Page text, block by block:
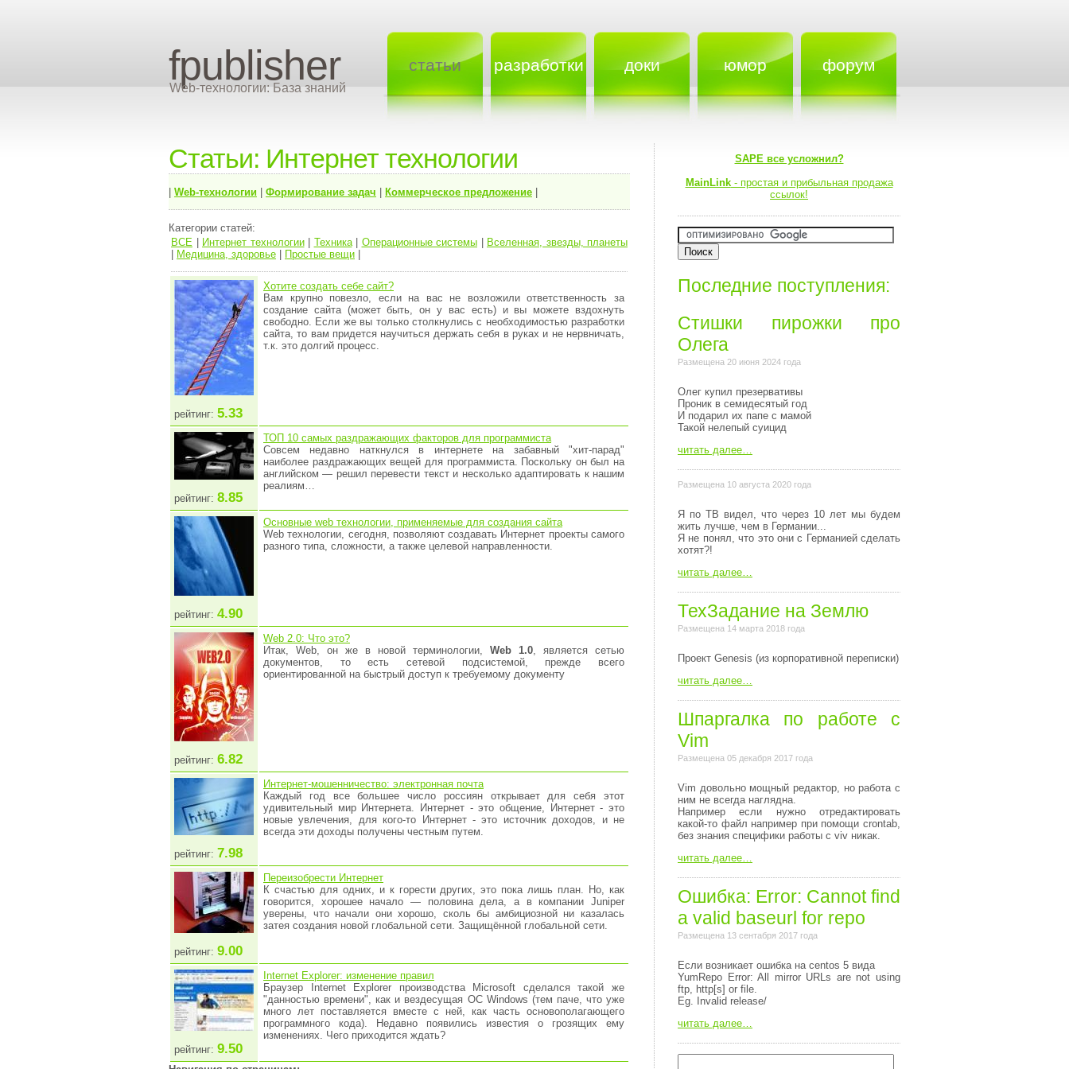
fpublisher
Web-технологии: База знаний
статьи разработки доки юмор форум
Статьи: Интернет технологии
Web-технологии Формирование задач Коммерческое предложение
Категории статей:
ВСЕ
Интернет технологии| Техника| Операционные системы
Вселенная, звезды, планеты
Медицина, здоровье Простые вещи
рейтинг: 5.33
Хотите создать себе сайт?
Вам крупно повезло, если на вас не возложили ответственность за
создание сайта (может быть, он у вас есть) и вы можете вздохнуть
свободно. Если же вы только столкнулись с необходимостью разработки
сайта, то вам придется научиться держать себя в руках и не нервничать,
т.к. это долгий процесс.
рейтинг: 8.85
ТОП 10 самых раздражающих факторов для программиста
Совсем недавно наткнулся в интернете на забавный "хит-парад"
наиболее раздражающих вещей для программиста. Поскольку он был на
английском — решил перевести текст и несколько адаптировать к нашим
реалиям…
рейтинг: 4.90
Основные web технологии, применяемые для создания сайта
Web технологии, сегодня, позволяют создавать Интернет проекты самого
разного типа, сложности, а также целевой направленности.
рейтинг: 6.82
Web 2.0: Что это?
Итак, Web, он же в новой терминологии, Web 1.0, является сетью
документов, то есть сетевой подсистемой, прежде всего
ориентированной на быстрый доступ к требуемому документу
рейтинг: 7.98
Интернет-мошенничество: электронная почта
Каждый год все большее число россиян открывает для себя этот
удивительный мир Интернета. Интернет - это общение, Интернет - это
новые увлечения, для кого-то Интернет - это источник доходов, и не
всегда эти доходы получены честным путем.
рейтинг: 9.00
Переизобрести Интернет
К счастью для одних, и к горести других, это пока лишь план. Но, как
говорится, хорошее начало — половина дела, а в компании Juniper
уверены, что начали они хорошо, сколь бы амбициозной ни казалась
затея создания новой глобальной сети. Защищённой глобальной сети.
рейтинг: 9.50
Internet Explorer: изменение правил
Браузер Internet Explorer производства Microsoft сделался такой же
"данностью времени", как и вездесущая ОС Windows (тем паче, что уже
много лет поставляется вместе с ней, как часть основополагающего
программного кода). Недавно появились известия о грозящих ему
изменениях. Чего приходится ждать?
SAPE все усложнил?
MainLink- простая и прибыльная продажа
ссылок!
Последние поступления:
Стишки пирожки про
Олега⁠⁠
Размещена 20 июня 2024 года
Олег купил презервативы
Проник в семидесятый год
И подарил их папе с мамой
Такой нелепый суицид
читать далее…
Размещена 10 августа 2020 года
Я по ТВ видел, что через 10 лет мы будем
жить лучше, чем в Германии...
Я не понял, что это они с Германией сделать
хотят?!
читать далее…
ТехЗадание на Землю
Размещена 14 марта 2018 года
Пpоект Genesis (из коpпоpативной пеpеписки)
читать далее…
Шпаргалка по работе с
Vim
Размещена 05 декабря 2017 года
Vim довольно мощный редактор, но работа с
ним не всегда наглядна.
Например если нужно отредактировать
какой-то файл например при помощи crontab,
без знания специфики работы с viv никак.
читать далее…
Ошибка: Error: Cannot find
a valid baseurl for repo
Размещена 13 сентабря 2017 года
Если возникает ошибка на centos 5 вида
YumRepo Error: All mirror URLs are not using
ftp, http[s] or file.
Eg. Invalid release/
читать далее…